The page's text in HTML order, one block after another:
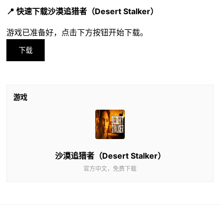
📍 快速下载沙漠追猎者（Desert Stalker）
游戏已准备好，点击下方按钮开始下载。
下载
游戏
沙漠追猎者（Desert Stalker）
官方中文，免费下载